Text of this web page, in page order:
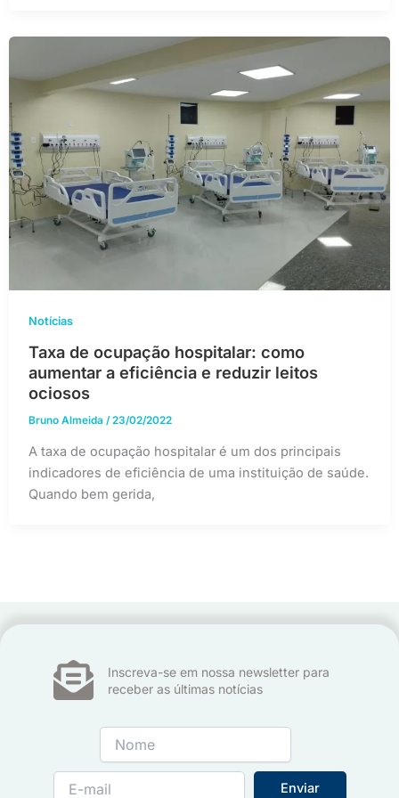
Notícias
Taxa de ocupação hospitalar: como
aumentar a eficiência e reduzir leitos
ociosos
Bruno Almeida /23/02/2022
A taxa de ocupação hospitalar é um dos principais
indicadores de eficiência de uma instituição de saúde.
Quando bem gerida,
Inscreva-se em nossa newsletter para
receber as últimas notícias